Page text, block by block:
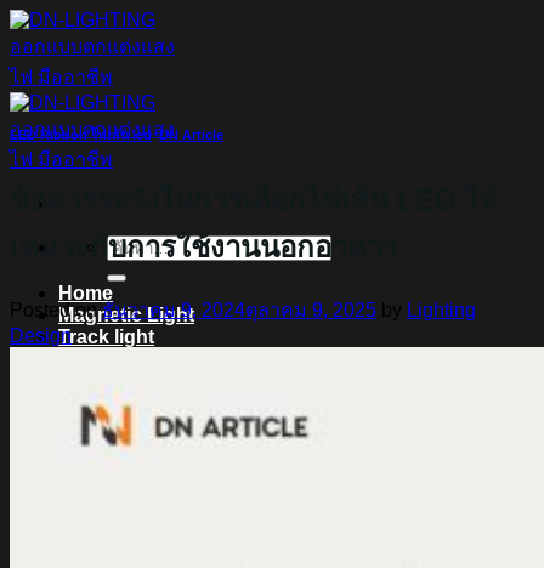
ข้าม
ไป
ยัง
เนื้อหา
ค้นหา:
Home
Magnetic Light
Track light
DOWNLIGHT AR111
Downlight LED COB
DOWNLIGHT GU10 MR16 MR11
LED Ribbon ไฟเส้น led,DN Article
ข้อควรระวังในการเลือกไฟเส้น LED ให้
เหมาะกับการใช้งานนอกอาคาร
Posted onธันวาคม 9, 2024ตุลาคม 9, 2025 by Lighting
Design